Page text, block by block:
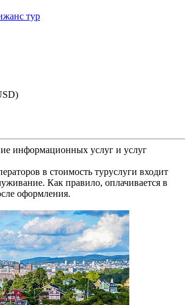
тур
информационных услуг и услуг
в стоимость туруслуги входит
Как правило, оплачивается в
оформления.